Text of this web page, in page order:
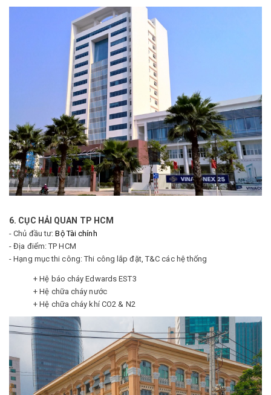
6. CỤC HẢI QUAN TP HCM
- Chủ đầu tư:Bộ Tài chính
- Địa điểm: TP HCM
- Hạng mục thi công: Thi công lắp đặt, T&C các hệ thống
+ Hệ báo cháy Edwards EST3
+ Hệ chữa cháy nước
+ Hệ chữa cháy khí CO2 & N2